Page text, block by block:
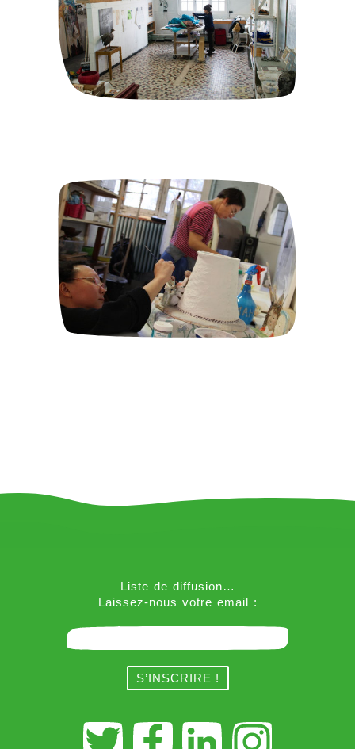
Liste de diffusion…
Laissez-nous votre email :